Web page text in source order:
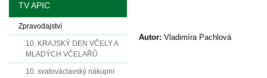
Autor: Vladimíra Pachlová
TV APIC
Zpravodajství
10. KRAJSKÝ DEN VČELY A
MLADÝCH VČELAŘŮ
10. svatováclavský nákupní